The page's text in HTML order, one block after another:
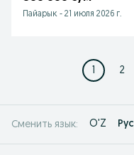
Пайарык - 21 июля 2026 г.
1 2
Сменить язык: O'Z Рус